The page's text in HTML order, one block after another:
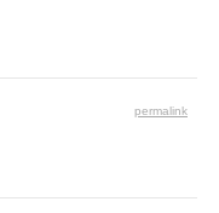
permalink